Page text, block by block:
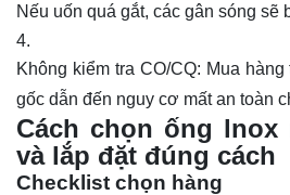
Nếu uốn quá gắt, các gân sóng sẽ
Không kiểm tra CO/CQ: Mua
gốc dẫn đến nguy cơ mất an toàn
Cách chọn ống lnox
và lắp đặt đúng cách
Checklist chọn hàng